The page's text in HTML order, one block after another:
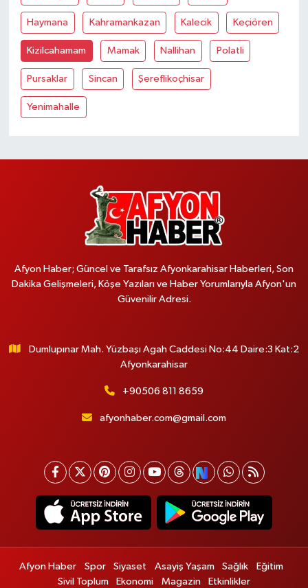
Haymana Kahramankazan Kalecik Keçiören
Kizilcahamam Mamak Nallihan Polatli
Pursaklar Sincan Şereflikoçhisar
Yenimahalle
Afyon Haber; Güncel ve Tarafsız Afyonkarahisar Haberleri, Son
Dakika Gelişmeleri, Köşe Yazıları ve Haber Yorumlarıyla Afyon'un
Güvenilir Adresi.
Dumlupınar Mah. Yüzbaşı Agah Caddesi No:44 Daire:3 Kat:2
Afyonkarahisar
+90506 811 8659
afyonhaber.com@gmail.com
Afyon Haber Spor Siyaset Asayiş Yaşam Sağlık
Eğitim
Sivil Toplum
Ekonomi Magazin Etkinlikler